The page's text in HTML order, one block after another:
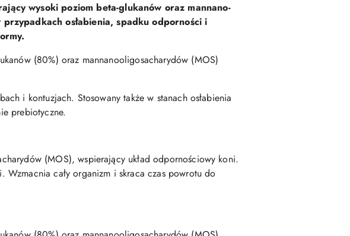
wysoki poziom beta-glukanów oraz mannano-
osłabienia, spadku odporności i
(80%) oraz mannanooligosacharydów (MOS)
i kontuzjach. Stosowany także w stanach osłabienia
prebiotyczne.
(MOS), wspierający układ odpornościowy koni.
cały organizm i skraca czas powrotu do